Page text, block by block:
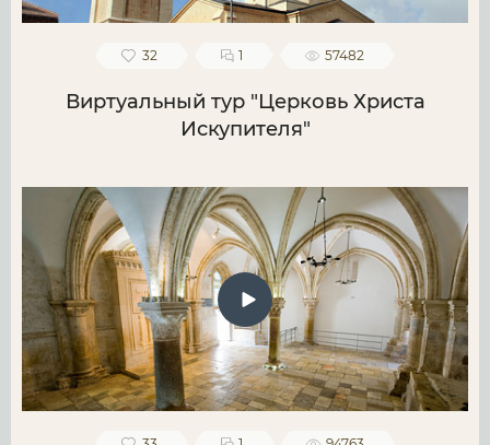
32 1 57482
Виртуальный тур "Церковь Христа
Искупителя"